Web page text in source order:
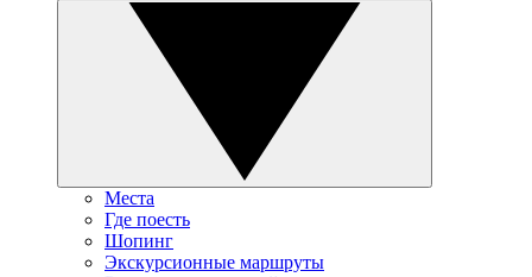
Места
Где поесть
Шопинг
Экскурсионные маршруты